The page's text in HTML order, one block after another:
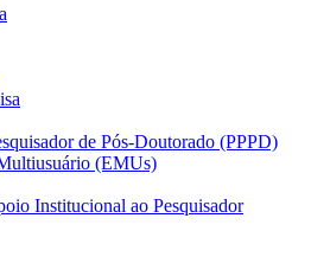
de Pós-Doutorado (PPPD)
(EMUs)
Institucional ao Pesquisador